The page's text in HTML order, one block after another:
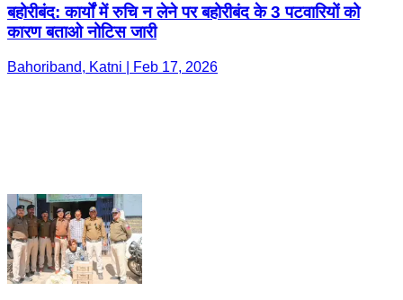
बहोरीबंद: कार्यों में रुचि न लेने पर बहोरीबंद के 3 पटवारियों को
कारण बताओ नोटिस जारी
Bahoriband, Katni | Feb 17, 2026